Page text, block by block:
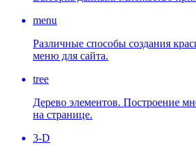
menu
Различные способы создания
меню для сайта.
tree
Дерево элементов. Построение
на странице.
3-D